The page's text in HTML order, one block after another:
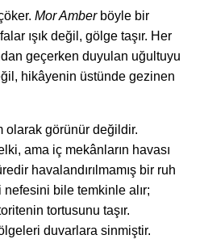
Mor Amberböyle bir
ışık değil, gölge taşır. Her
geçerken duyulan uğultuyu
hikâyenin üstünde gezinen
olarak görünür değildir.
ama iç mekânların havası
havalandırılmamış bir ruh
bile temkinle alır;
tortusunu taşır.
duvarlara sinmiştir.